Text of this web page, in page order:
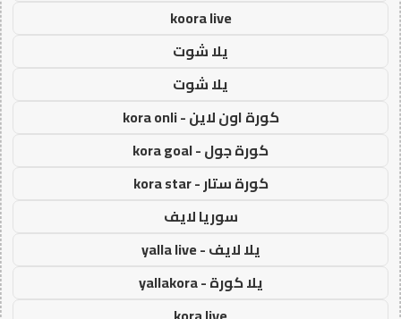
koora live
يلا شوت
يلا شوت
كورة اون لاين - kora onli
كورة جول - kora goal
كورة ستار - kora star
سوريا لايف
يلا لايف - yalla live
يلا كورة - yallakora